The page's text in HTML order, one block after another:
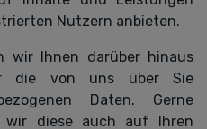
Nutzern anbieten.
wir Ihnen darüber hinaus
die von uns über Sie
Daten. Gerne
wir diese auch auf Ihren